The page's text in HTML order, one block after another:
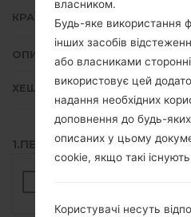
КРАЇНА
ОПИС
ХЕШ
1.ПЕРЕВІРТИ НАЯВНІСТЬ
власником.
Будь-яке використання
інших засобів
або власниками
використовує цей
надання необхідних
доповнення до будь-яких
описаних у цьому
cookie, якщо такі
Користувачі несуть